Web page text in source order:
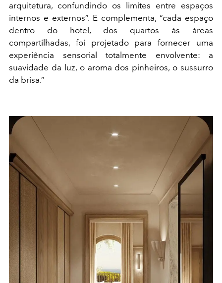
arquitetura, confundindo os limites entre espaços
internos e externos”. E complementa, “cada espaço
dentro do hotel, dos quartos às áreas
compartilhadas, foi projetado para fornecer uma
experiência sensorial totalmente envolvente: a
suavidade da luz, o aroma dos pinheiros, o sussurro
da brisa.”